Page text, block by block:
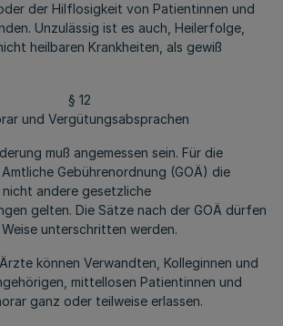
der Hilflosigkeit von Patientinnen und
Unzulässig ist es auch, Heilerfolge,
heilbaren Krankheiten, als gewiß
§ 12
und Vergütungsabsprachen
muß angemessen sein. Für die
Gebührenordnung (GOÄ) die
andere gesetzliche
gelten. Die Sätze nach der GOÄ dürfen
unterschritten werden.
können Verwandten, Kolleginnen und
mittellosen Patientinnen und
ganz oder teilweise erlassen.